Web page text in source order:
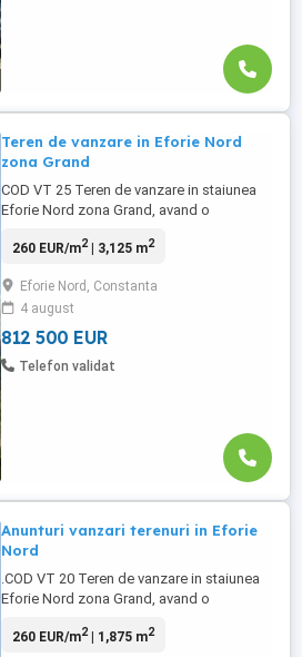
Teren de vanzare in Eforie Nord
zona Grand
COD VT 25 Teren de vanzare in staiunea
Eforie Nord zona Grand, avand o
construibil Poziţionat într-o zona foarte
imobiliară. Proprietatea este o reală
investiţie pentru dezvoltarea şi
comercializarea imobilelor
260 EUR/m2| 3,125 m2
Eforie Nord, Constanta
4 august
812 500 EUR
Telefon validat
Anunturi vanzari terenuri in Eforie
Nord
.COD VT 20 Teren de vanzare in staiunea
Eforie Nord zona Grand, avand o
construibil Poziţionat într-o zona foarte
260 EUR/m2| 1,875 m2